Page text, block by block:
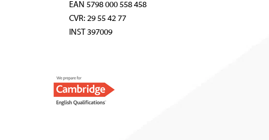
EAN 5798 000 558 458
CVR: 29 55 42 77
INST 397009